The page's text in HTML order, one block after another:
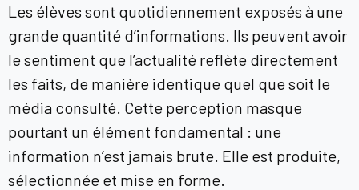
Les élèves sont quotidiennement exposés à une
grande quantité d’informations. Ils peuvent avoir
le sentiment que l’actualité reflète directement
les faits, de manière identique quel que soit le
média consulté. Cette perception masque
pourtant un élément fondamental : une
information n’est jamais brute. Elle est produite,
sélectionnée et mise en forme.